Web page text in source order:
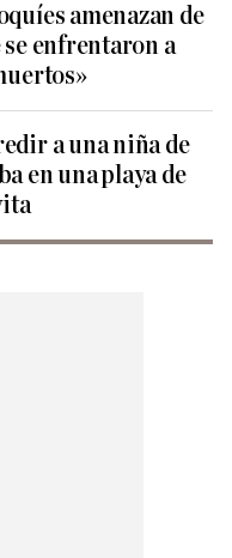
amenazan de
enfrentaron a
a una niña de
en una playa de